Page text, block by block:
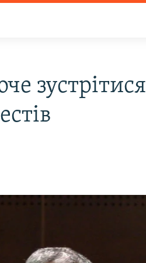
зустрітися